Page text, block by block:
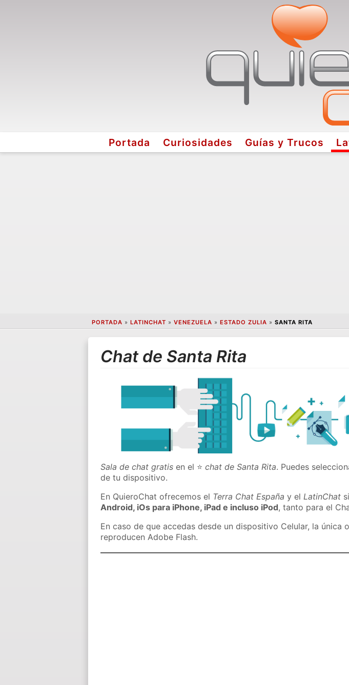
Portada Curiosidades Guías y Trucos
PORTADA » LATINCHAT » VENEZUELA » ESTADO ZULIA » SANTA RITA
Chat de Santa Rita
Sala de chat gratis en el ⭐chat de Santa Rita. Puedes
de tu dispositivo.
En QuieroChat ofrecemos el Terra Chat España y elLatinChat
Android, iOs para iPhone, iPad e incluso iPod, tanto para el
En caso de que accedas desde un dispositivo Celular, la
reproducen Adobe Flash.